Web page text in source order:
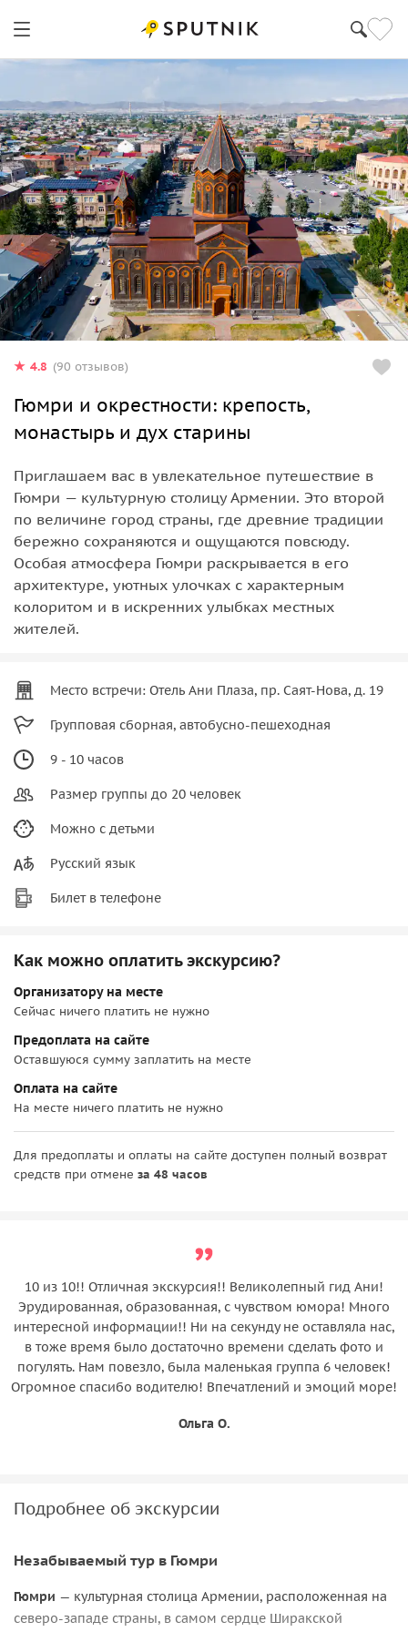
4.8 (90 отзывов)
Гюмри и окрестности: крепость,
монастырь и дух старины
Приглашаем вас в увлекательное путешествие в
Гюмри — культурную столицу Армении. Это второй
по величине город страны, где древние традиции
бережно сохраняются и ощущаются повсюду.
Особая атмосфера Гюмри раскрывается в его
архитектуре, уютных улочках с характерным
колоритом и в искренних улыбках местных
жителей.
Место встречи: Отель Ани Плаза, пр. Саят-Нова, д. 19
Групповая сборная, автобусно-пешеходная
9 - 10 часов
Размер группы до 20 человек
Можно с детьми
Русский язык
Билет в телефоне
Как можно оплатить экскурсию?
Организатору на месте
Сейчас ничего платить не нужно
Предоплата на сайте
Оставшуюся сумму заплатить на месте
Оплата на сайте
На месте ничего платить не нужно
Для предоплаты и оплаты на сайте доступен полный возврат
средств при отмене за 48 часов
10 из 10!! Отличная экскурсия!! Великолепный гид Ани!
Эрудированная, образованная, с чувством юмора! Много
интересной информации!! Ни на секунду не оставляла нас,
в тоже время было достаточно времени сделать фото и
погулять. Нам повезло, была маленькая группа 6 человек!
Огромное спасибо водителю! Впечатлений и эмоций море!
Ольга О.
Подробнее об экскурсии
Незабываемый тур в Гюмри
Гюмри — культурная столица Армении, расположенная на
северо-западе страны, в самом сердце Ширакской